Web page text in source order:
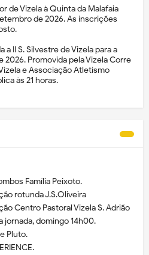
de Vizela à Quinta da Malafaia
de 2026. As inscrições
a II S. Silvestre de Vizela para a
2026. Promovida pela Vizela Corre
e Associação Atletismo
às 21 horas.
Família Peixoto.
rotunda J.S.Oliveira
Centro Pastoral Vizela S. Adrião
jornada, domingo 14h00.
Pluto.